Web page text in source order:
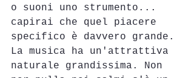
o suoni uno strumento...
capirai che quel piacere
specifico è davvero grande.
La musica ha un'attrattiva
naturale grandissima. Non